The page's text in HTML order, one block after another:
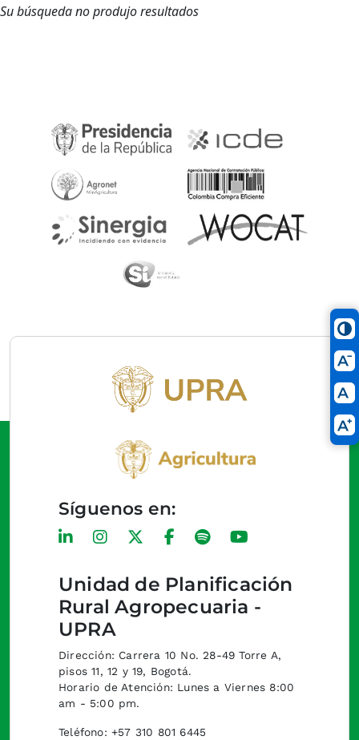
Su búsqueda no produjo resultados
Unidad de Planificación
Rural Agropecuaria -
UPRA
Dirección: Carrera 10 No. 28-49 Torre A,
pisos 11, 12 y 19, Bogotá.
Horario de Atención: Lunes a Viernes 8:00
am - 5:00 pm.
Teléfono: +57 310 801 6445
Síguenos en: